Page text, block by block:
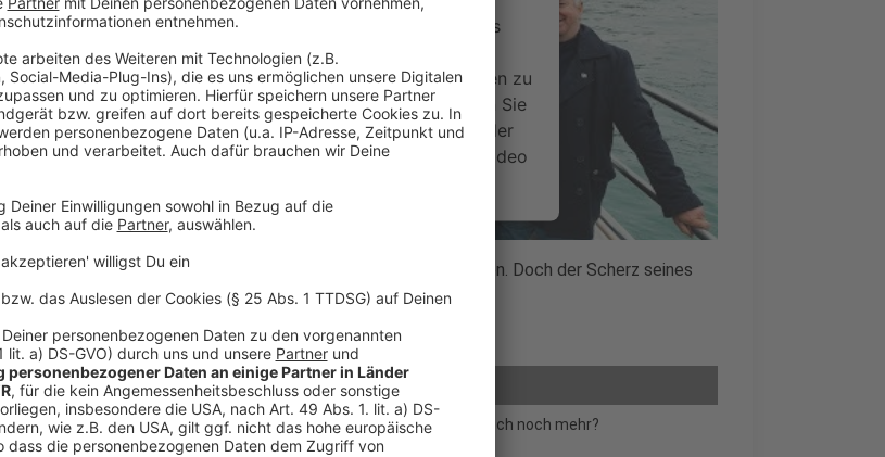
Wir verwenden einen Service eines
Drittanbieters, um Videoinhalte
einzubetten. Dieser Service kann Daten zu
Ihren Aktivitäten sammeln. Bitte lesen Sie
die Details durch und stimmen Sie der
Nutzung des Service zu, um dieses Video
Platform
Musikproduzent Danny soll zehn singende Fischer groß rausbringen. Doch der Scherz seines
Chefs wird plötzlich zu Dannys großem Ziel.
Anzeige
©Copyright Splendid Film GmbH
Was ist eigentlich wichtig im Leben? Beruflicher Erfolg oder gibt es doch noch mehr?